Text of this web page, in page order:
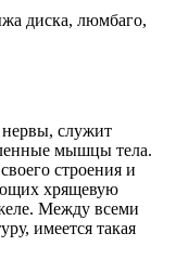
диска, люмбаго,
служит
мышцы тела.
строения и
хрящевую
Между всеми
имеется такая